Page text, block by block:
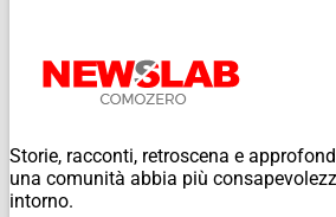
Storie, racconti, retroscena e
una comunità abbia più
intorno.